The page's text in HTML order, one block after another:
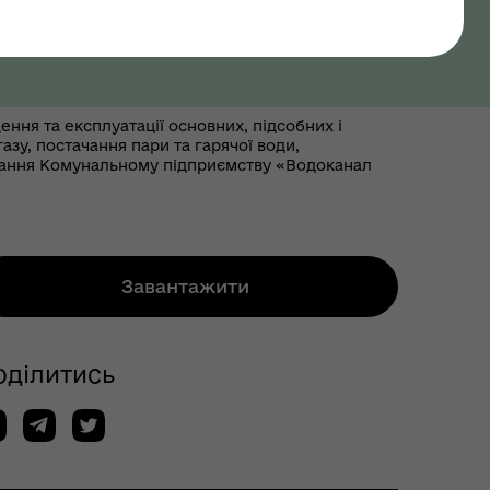
та експлуатації основних, підсобних і
постачання пари та гарячої води,
Комунальному підприємству «Водоканал
Завантажити